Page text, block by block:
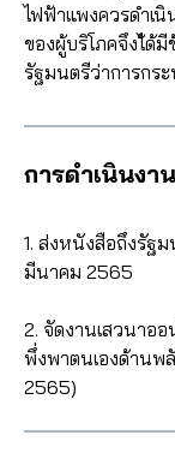
ไฟฟ้าแพงควรดำเ
ของผู้บริโภคจึงไ้ด้
รัฐมนตรีว่าการกร
การดำเนินงาน
1. ส่งหนังสือถึงรัฐ
มีนาคม 2565
2. จัดงานเสวนาออ
พึ่งพาตนเองด้านพ
2565)